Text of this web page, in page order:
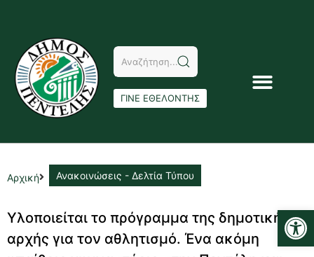
ΓΙΝΕ ΕΘΕΛΟΝΤΗΣ
Αρχική Ανακοινώσεις - Δελτία Τύπου
Υλοποιείται το πρόγραμμα της δημοτικής
αρχής για τον αθλητισμό. Ένα ακόμη